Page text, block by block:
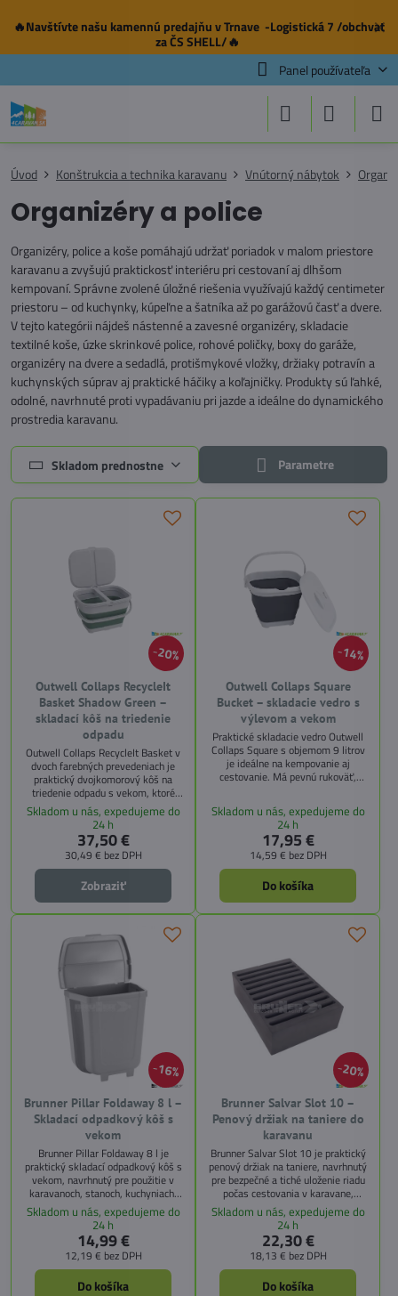
✕
🔥Navštívte našu kamennú predajňuv Trnave -Logistická 7 /obchvat
za ČS SHELL/🔥
Panel používateľa
Úvod Konštrukcia a technika karavanu Vnútorný nábytok
Organizéry a police
Organizéry, police a koše pomáhajú udržať poriadok v malom priestore
karavanu a zvyšujú praktickosť interiéru pri cestovaní aj dlhšom
kempovaní. Správne zvolené úložné riešenia využívajú každý centimeter
priestoru – od kuchynky, kúpeľne a šatníka až po garážovú časť a dvere.
V tejto kategórii nájdeš nástenné a zavesné organizéry, skladacie
textilné koše, úzke skrinkové police, rohové poličky, boxy do garáže,
organizéry na dvere a sedadlá, protišmykové vložky, držiaky potravín a
kuchynských súprav aj praktické háčiky a koľajničky. Produkty sú ľahké,
odolné, navrhnuté proti vypadávaniu pri jazde a ideálne do dynamického
prostredia karavanu.
Skladom prednostne Parametre
20%
Outwell Collaps RecycleIt
Basket Shadow Green –
skladací kôš na triedenie
odpadu
Outwell Collaps RecycleIt Basket v
dvoch farebných prevedeniach je
praktický dvojkomorový kôš na
triedenie odpadu s vekom, ktoré
zabraňuje zápachu a vniknutiu
hmyzu. Možno ho použiť aj ako
otvorený kôš alebo zložiť pre úsporu
miesta.
Skladom u nás, expedujeme do
24 h
37,50 €
30,49 € bez DPH
Zobraziť
14%
Outwell Collaps Square
Bucket – skladacie vedro s
výlevom a vekom
Praktické skladacie vedro Outwell
Collaps Square s objemom 9 litrov
je ideálne na kempovanie aj
cestovanie. Má pevnú rukoväť,
a chráni pred hmyzom. Po použití ho
možno jednoducho zložiť do plochej
podoby.
Skladom u nás, expedujeme do
24 h
17,95 €
14,59 € bez DPH
Do košíka
16%
Brunner Pillar Foldaway 8 l –
Skladací odpadkový kôš s
vekom
Brunner Pillar Foldaway 8 l je
praktický skladací odpadkový kôš s
vekom, navrhnutý pre použitie v
karavanoch, stanoch, kuchyniach,
kúpeľniach či iných malých
priestoroch. Vďaka kompaktnému
skladaciemu dizajnu zaberá o viac
než 50 % menej miesta, keď sa
nepoužíva – ideálny pre
kempovanie a karavaning.
Skladom u nás, expedujeme do
24 h
14,99 €
12,19 € bez DPH
Do košíka
20%
Brunner Salvar Slot 10 –
Penový držiak na taniere do
karavanu
Brunner Salvar Slot 10 je praktický
penový držiak na taniere, navrhnutý
pre bezpečné a tiché uloženie riadu
počas cestovania v karavane,
obytnom aute alebo na lodi. Vďaka
mäkkej EVA pene chráni taniere
pred poškodením, rozbitím a hlukom
pri pohybe vozidla.
Skladom u nás, expedujeme do
24 h
22,30 €
18,13 € bez DPH
Do košíka